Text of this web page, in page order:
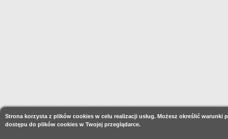
Strona korzysta z plików cookies w celu realizacji usług. Możesz określić warunki
dostępu do plików cookies w Twojej przeglądarce.